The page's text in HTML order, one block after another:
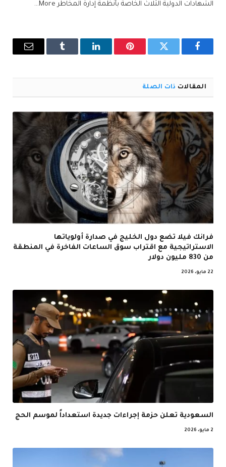
الشهادات الدولية الثلاث الخاصة بأنظمة إدارة المخاطر More…
فيسبوك تويتر بينتيريستلينكدإن Tumblr
البريد
المقالات ذات الصلة
فرانك فيلا تضع دول الخليج في صدارة أولوياتها
الاستراتيجية مع اقتراب سوق الساعات الفاخرة في المنطقة
من 830 مليون دولار
22 مايو، 2026
السعودية تعلن حزمة إجراءات جديدة استعداداً لموسم الحج
2 مايو، 2026